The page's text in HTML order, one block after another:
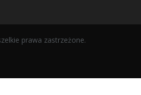
prawa zastrzeżone.